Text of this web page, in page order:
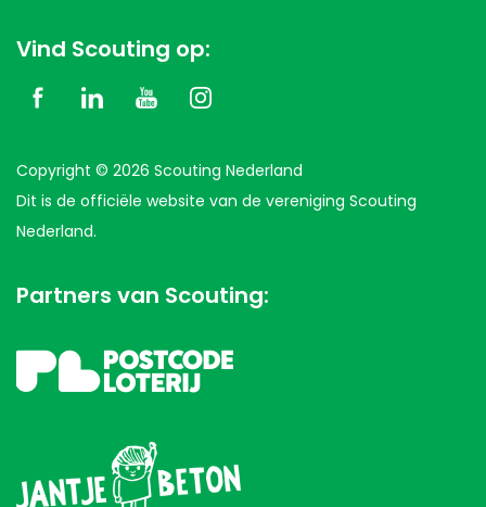
Vind Scouting op:
Copyright © 2026 Scouting Nederland
Dit is de officiële website van de vereniging Scouting
Nederland.
Partners van Scouting: